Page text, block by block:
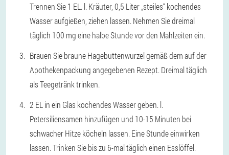
Trennen Sie 1 EL. l. Kräuter, 0,5 Liter „steiles“ kochendes
Wasser aufgießen, ziehen lassen. Nehmen Sie dreimal
täglich 100 mg eine halbe Stunde vor den Mahlzeiten ein.
Brauen Sie braune Hagebuttenwurzel gemäß dem auf der
Apothekenpackung angegebenen Rezept. Dreimal täglich
als Teegetränk trinken.
2 EL in ein Glas kochendes Wasser geben. l.
Petersiliensamen hinzufügen und 10-15 Minuten bei
schwacher Hitze köcheln lassen. Eine Stunde einwirken
lassen. Trinken Sie bis zu 6-mal täglich einen Esslöffel.